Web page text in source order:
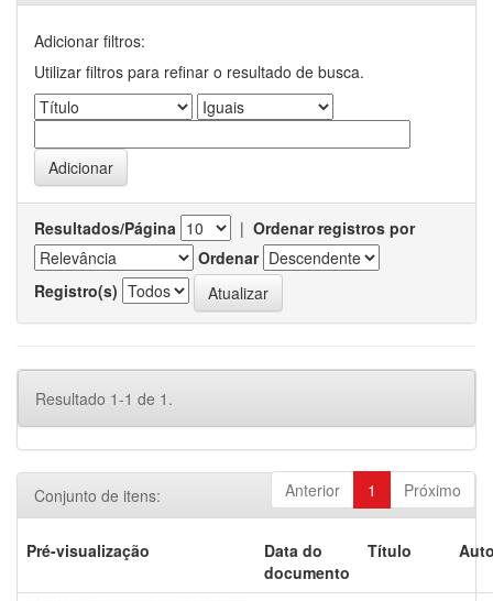
Adicionar filtros:
Utilizar filtros para refinar o resultado de busca.
Resultados/Página | Ordenar registros por
Ordenar
Registro(s)
Resultado 1-1 de 1.
Anterior 1 Próximo
Conjunto de itens:
Pré-visualização
Data do
documento
Título